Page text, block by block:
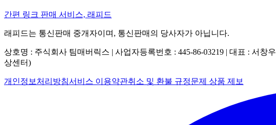
간편 링크 판매 서비스, 래피드
래피드는 통신판매 중개자이며, 통신판매의 당사자가 아닙니다.
상호명 : 주식회사 팀매버릭스 | 사업자등록번호 : 445-86-03219 | 대표 : 서창우
상센터)
개인정보처리방침서비스 이용약관취소 및 환불 규정문제 상품 제보